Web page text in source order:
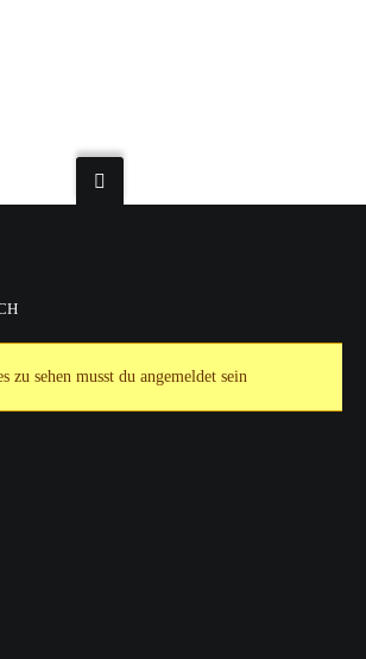
zu sehen musst du angemeldet sein